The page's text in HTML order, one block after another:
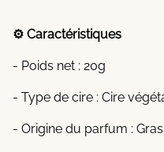
⚙️ Caractéristiques
- Poids net : 20g
- Type de cire : Cire
- Origine du parfum :